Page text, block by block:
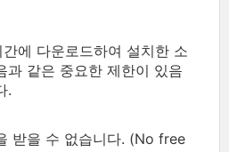
에 다운로드하여 설치한 소
과 같은 중요한 제한이 있음
.
받을 수 없습니다. (No free